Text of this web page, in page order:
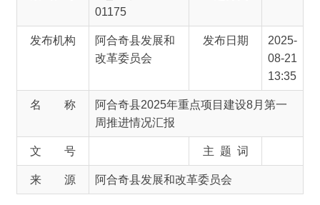
名 称
阿合奇县2025年重点项目建设8月第一
周推进情况汇报
来 源 阿合奇县发展和改革委员会
根据县委关于重点项目工作部署，现将2025年
重点项目建设推进情况汇报如下：